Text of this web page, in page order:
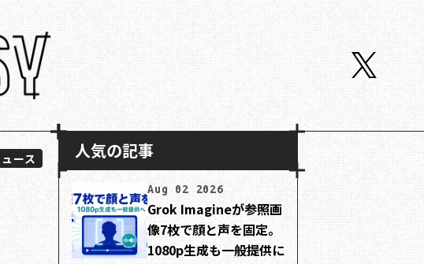
ース 人気の記事
Aug 02 2026
Grok Imagineが参照画
像7枚で顔と声を固定。
1080p生成も一般提供に